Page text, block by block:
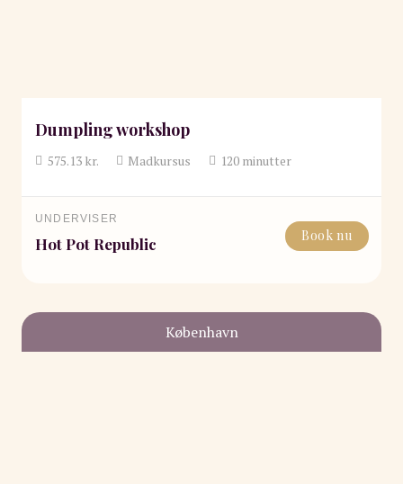
Dumpling workshop
575.13kr. Madkursus 120 minutter
UNDERVISER
Hot Pot Republic Book nu
København